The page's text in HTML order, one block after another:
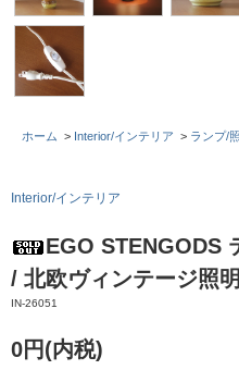
ホーム > Interior/インテリア > ランプ/
Interior/インテリア
EGO STENGODS
/ 北欧ヴィンテージ照明
IN-26051
0円(内税)